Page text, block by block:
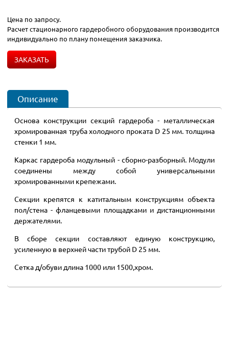
Цена по запросу.
Расчет стационарного гардеробного оборудования производится
индивидуально по плану помещения заказчика.
ЗАКАЗАТЬ
Описание
Основа конструкции секций гардероба - металлическая
хромированная труба холодного проката D 25 мм. толщина
стенки 1 мм.
Каркас гардероба модульный - сборно-разборный. Модули
соединены между собой универсальными
хромированными крепежами.
Секции крепятся к катитальным конструкциям объекта
пол/стена - фланцевыми площадками и дистанционными
держателями.
В сборе секции составляют единую конструкцию,
усиленную в верхней части трубой D 25 мм.
Сетка д/обуви длина 1000 или 1500,хром.